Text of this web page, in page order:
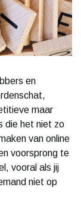
en
maar
die het niet zo
van online
voorsprong te
vooral als jij
niet op